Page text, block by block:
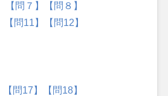
【問７】
【問８】
【問11】
【問12】
【問17】
【問18】